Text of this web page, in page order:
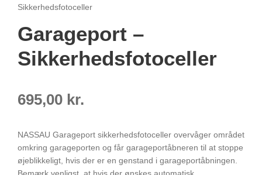
Sikkerhedsfotoceller
Garageport –
Sikkerhedsfotoceller
695,00 kr.
NASSAU Garageport sikkerhedsfotoceller overvåger området
omkring garageporten og får garageportåbneren til at stoppe
øjeblikkeligt, hvis der er en genstand i garageportåbningen.